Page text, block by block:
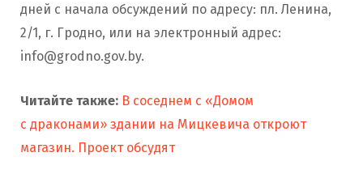
дней с начала обсуждений по адресу: пл. Ленина,
2/1, г. Гродно, или на электронный адрес:
info@grodno.gov.by.
Читайте также: В соседнем с «Домом
с драконами» здании на Мицкевича откроют
магазин. Проект обсудят